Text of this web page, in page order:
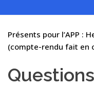
Présents pour l’APP :
(compte-rendu fait en